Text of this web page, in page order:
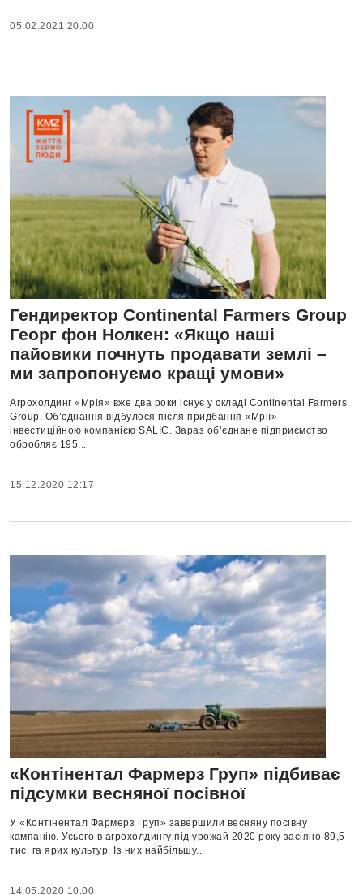
05.02.2021 20:00
Гендиректор Continental Farmers Group
Георг фон Нолкен: «Якщо наші
пайовики почнуть продавати землі –
ми запропонуємо кращі умови»
Агрохолдинг «Мрія» вже два роки існує у складі Continental Farmers
Group. Об’єднання відбулося після придбання «Мрії»
інвестиційною компанією SALIC. Зараз об’єднане підприємство
обробляє 195...
15.12.2020 12:17
«Контінентал Фармерз Груп» підбиває
підсумки весняної посівної
У «Контінентал Фармерз Груп» завершили весняну посівну
кампанію. Усього в агрохолдингу під урожай 2020 року засіяно 89,5
тис. га ярих культур. Із них найбільшу...
14.05.2020 10:00